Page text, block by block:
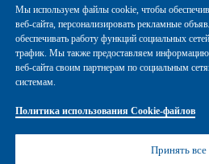
Мы используем файлы cookie, чтобы
веб-сайта, персонализировать рекламные
обеспечивать работу функций социальных
трафик. Мы также предоставляем
веб-сайта своим партнерам по социальным
системам.
Политика использования Cookie-файлов
Принять все
Политика
Правовые положения